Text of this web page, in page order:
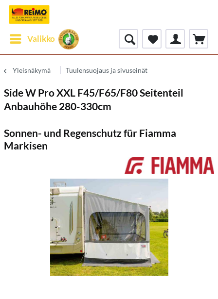
Valikko
Yleisnäkymä Tuulensuojaus ja sivuseinät
Side W Pro XXL F45/F65/F80 Seitenteil
Anbauhöhe 280-330cm
Sonnen- und Regenschutz für Fiamma
Markisen